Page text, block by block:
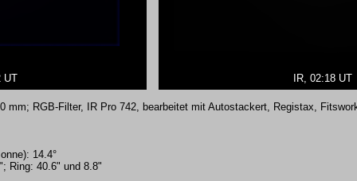
UT IR, 02:18 UT
mm; RGB-Filter, IR Pro 742, bearbeitet mit Autostackert, Registax,
14.4°
Ring: 40.6" und 8.8"